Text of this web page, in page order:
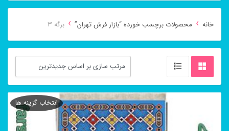
خانه › محصولات برچسب خورده “بازار فرش تهران” › برگه 3
انتخاب گزینه ها